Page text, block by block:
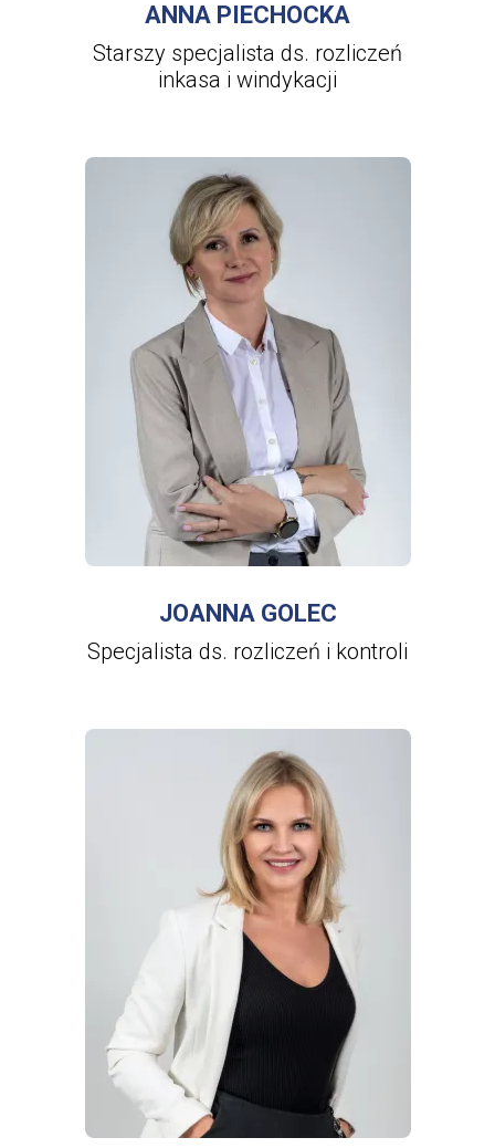
ANNA PIECHOCKA
Starszy specjalista ds. rozliczeń
inkasa i windykacji
WIĘCEJ INFORMACJI
JOANNA
GOLEC
JOANNA GOLEC
Specjalista ds. rozliczeń i kontroli